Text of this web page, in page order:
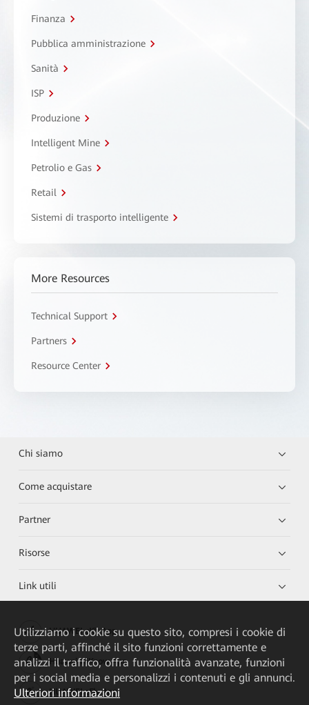
Finanza
Pubblica amministrazione
Sanità
ISP
Produzione
Intelligent Mine
Petrolio e Gas
Retail
Sistemi di trasporto intelligente
More Resources
Technical Support
Partners
Resource Center
Chi siamo
Come acquistare
Partner
Risorse
Link utili
HUAWEI eKit App
Huawei HiKnow App
HUAWEI eFly App
Utilizziamo i cookie su questo sito, compresi i cookie di
terze parti, affinché il sito funzioni correttamente e
analizzi il traffico, offra funzionalità avanzate, funzioni
per i social media e personalizzi i contenuti e gli annunci.
Ulteriori informazioni